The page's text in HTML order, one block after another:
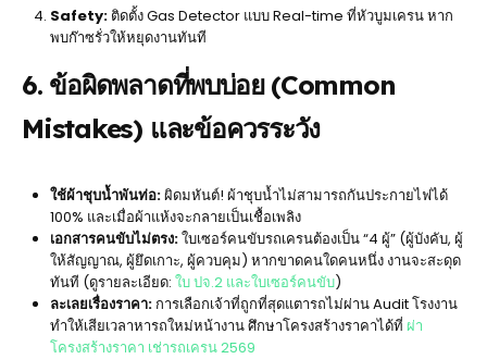
Safety: ติดตั้ง Gas Detector แบบ Real-time ที่หัวบูมเครน หาก
พบก๊าซรั่วให้หยุดงานทันที
6. ข้อผิดพลาดที่พบบ่อย (Common
Mistakes) และข้อควรระวัง
ใช้ผ้าชุบน้ำพันท่อ:ผิดมหันต์! ผ้าชุบน้ำไม่สามารถกันประกายไฟได้
100% และเมื่อผ้าแห้งจะกลายเป็นเชื้อเพลิง
เอกสารคนขับไม่ตรง:ใบเซอร์คนขับรถเครนต้องเป็น “4 ผู้” (ผู้บังคับ, ผู้
ให้สัญญาณ, ผู้ยึดเกาะ, ผู้ควบคุม) หากขาดคนใดคนหนึ่ง งานจะสะดุด
ทันที (ดูรายละเอียด: ใบ ปจ.2 และใบเซอร์คนขับ)
ละเลยเรื่องราคา: การเลือกเจ้าที่ถูกที่สุดแตารถไม่ผ่าน Audit โรงงาน
ทำให้เสียเวลาหารถใหม่หน้างาน ศึกษาโครงสร้างราคาได้ที่ ผ่า
โครงสร้างราคา เช่ารถเครน 2569